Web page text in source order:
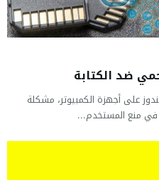
ضد الكتابة
على أجهزة الكمبيوتر، مشكلة
في منع المستخدم...